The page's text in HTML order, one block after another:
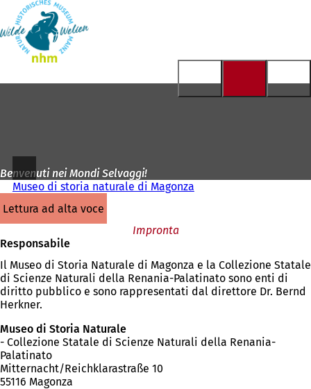
Vai al contenuto
pagina
iniziale
Benvenuti nei Mondi Selvaggi!
Museo di storia naturale di Magonza
lettura ad alta voce
Impronta
Responsabile
Il Museo di Storia Naturale di Magonza e la Collezione Statale
di Scienze Naturali della Renania-Palatinato sono enti di
diritto pubblico e sono rappresentati dal direttore Dr. Bernd
Herkner.
Museo di Storia Naturale
- Collezione Statale di Scienze Naturali della Renania-
Palatinato
Mitternacht/Reichklarastraße 10
55116 Magonza